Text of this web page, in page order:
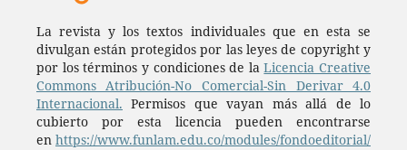
La revista y los textos individuales que en esta se
divulgan están protegidos por las leyes de copyright y
por los términos y condiciones de laLicencia Creative
Commons Atribución-No Comercial-Sin Derivar 4.0
Internacional. Permisos que vayan más allá de lo
cubierto por esta licencia pueden encontrarse
en https://www.funlam.edu.co/modules/fondoeditorial/